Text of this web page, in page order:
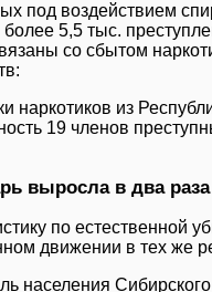
под воздействием
5,5 тыс.
со сбытом
наркотиков из
19 членов
выросла в два раза
по естественной
движении в тех же
населения Сибирского